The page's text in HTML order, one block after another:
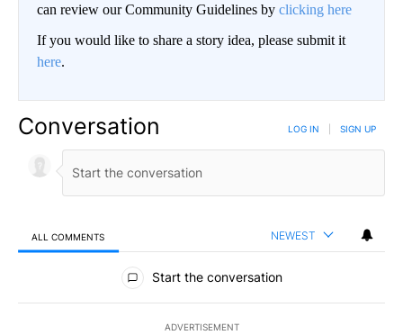
can review our Community Guidelines by clicking here
If you would like to share a story idea, please submit it
here.
Conversation LOG IN SIGN UP
ALL COMMENTS NEWEST
All Comments
Start the conversation
ADVERTISEMENT